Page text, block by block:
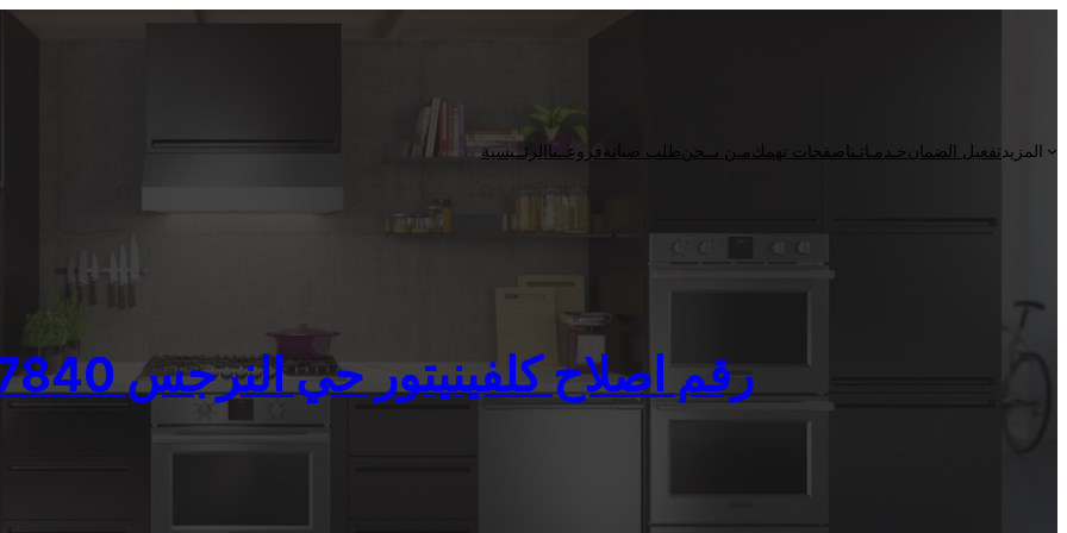
الرئــيسيةفروعــناطلب صيانةمـن نــحنصفحات تهمك خـدمـاتـناتفعيل الضمان المزيد
رقم اصلاح كلفينيتور حي النرجس 01060037840